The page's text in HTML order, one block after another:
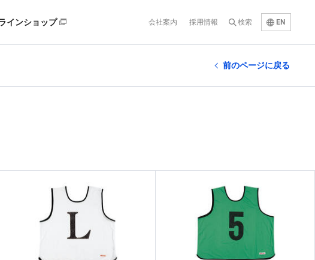
インショップ 会社案内 採用情報 検索 EN
前のページに戻る